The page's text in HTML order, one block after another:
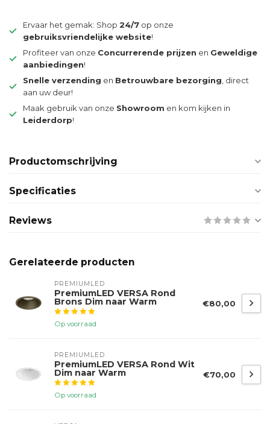
Ervaar het gemak: Shop 24/7 op onze
gebruiksvriendelijke website!
Profiteer van onze Concurrerende prijzen en Geweldige
aanbiedingen!
Snelle verzending en Betrouwbare bezorging , direct
aan uw deur!
Maak gebruik van onze Showroom en kom kijken in
Leiderdorp!
Productomschrijving
Specificaties
Reviews
Gerelateerde producten
PREMIUMLED
PremiumLED VERSA Rond
Brons Dim naar Warm
Op voorraad
€80,00
PREMIUMLED
PremiumLED VERSA Rond Wit
Dim naar Warm
Op voorraad
€70,00